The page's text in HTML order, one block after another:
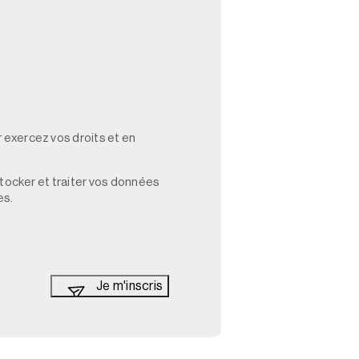
exercez vos droits et en
et traiter vos données